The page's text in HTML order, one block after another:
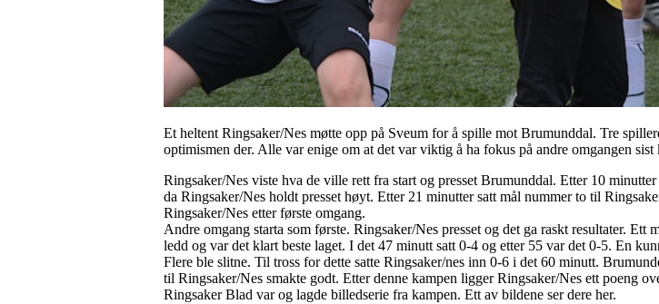
Et heltent Ringsaker/Nes møtte opp på Sveum for å spille mot Brumunddal. Tre
optimismen der. Alle var enige om at det var viktig å ha fokus på andre omgangen sist
Ringsaker/Nes viste hva de ville rett fra start og presset Brumunddal. Etter 10
da Ringsaker/Nes holdt presset høyt. Etter 21 minutter satt mål nummer to til
Ringsaker/Nes etter første omgang.
Andre omgang starta som første. Ringsaker/Nes presset og det ga raskt resultater.
ledd og var det klart beste laget. I det 47 minutt satt 0-4 og etter 55 var det 0-5. En
Flere ble slitne. Til tross for dette satte Ringsaker/nes inn 0-6 i det 60 minutt.
til Ringsaker/Nes smakte godt. Etter denne kampen ligger Ringsaker/Nes ett poeng
Ringsaker Blad var og lagde billedserie fra kampen. Ett av bildene ser dere her.